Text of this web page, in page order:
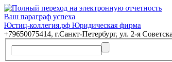
Ваш параграф успеха
Юстиц-коллегия.рф Юридическая фирма
+79650075414, г.Санкт-Петербург, ул. 2-я